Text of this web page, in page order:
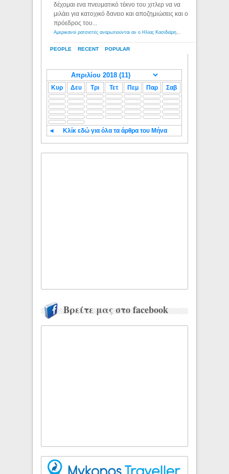
PEOPLE RECENT POPULAR
δέχομαι ενα πνευματικό τέκνο του χιτλερ να να
μιλάει για κατοχικό δανειο και αποζημιώσεις και ο
πρόεδρος του...
Αμερικανοί ρατσιστές αναρωτιούνται αν ο Ηλίας Κασιδιάρης ανήκει στη λευκή φυλή... - Λόγιος Ερμής
Κυρ Δευ Τρι Τετ Πεμ Παρ Σαβ
◄ Κλίκ εδώ για όλα τα άρθρα του Μήνα
Βρείτε μας στο facebook